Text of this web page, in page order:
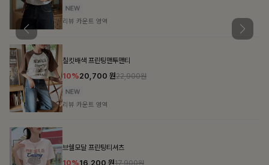
밴스트라이프 스트링원피스
25%35,100 원46,800원
리뷰 카운트 영역